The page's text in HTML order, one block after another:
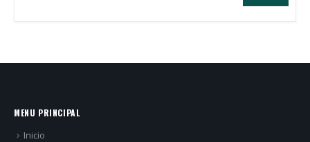
MENU PRINCIPAL
Inicio